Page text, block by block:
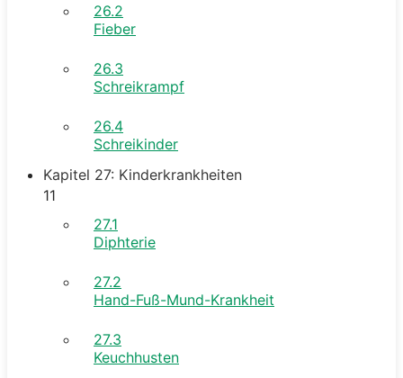
26.2
Fieber
26.3
Schreikrampf
26.4
Schreikinder
Kapitel 27: Kinderkrankheiten
11
27.1
Diphterie
27.2
Hand-Fuß-Mund-Krankheit
27.3
Keuchhusten